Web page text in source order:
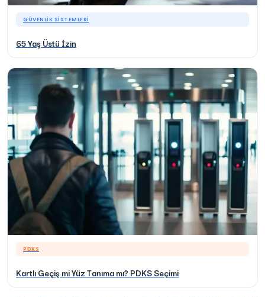
GÜVENLIK SISTEMLERI
65 Yaş Üstü İzin
PDKS
Kartlı Geçiş mi Yüz Tanıma mı? PDKS Seçimi